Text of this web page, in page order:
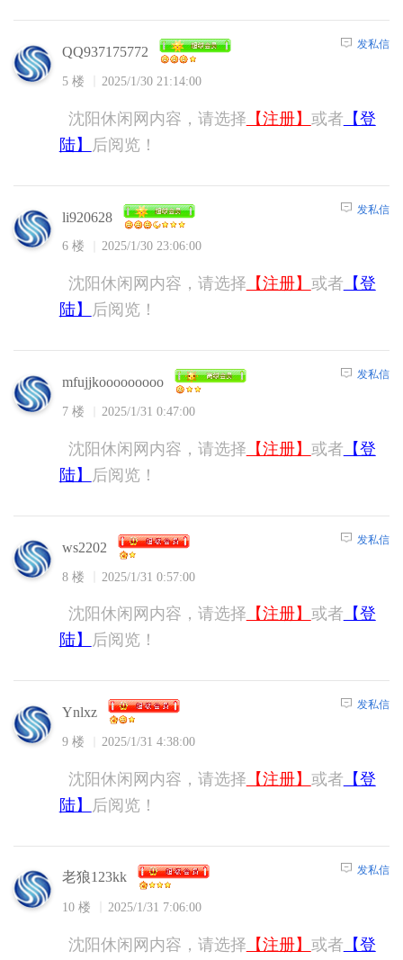
QQ937175772
5 楼 2025/1/30 21:14:00
发私信
沈阳休闲网内容，请选择 【注册】 或者 【登
陆】
后阅览！
li920628
6 楼 2025/1/30 23:06:00
发私信
沈阳休闲网内容，请选择 【注册】 或者 【登
陆】
后阅览！
mfujjkooooooooo
7 楼 2025/1/31 0:47:00
发私信
沈阳休闲网内容，请选择 【注册】 或者 【登
陆】
后阅览！
ws2202
8 楼 2025/1/31 0:57:00
发私信
沈阳休闲网内容，请选择 【注册】 或者 【登
陆】
后阅览！
Ynlxz
9 楼 2025/1/31 4:38:00
发私信
沈阳休闲网内容，请选择 【注册】 或者 【登
陆】
后阅览！
老狼123kk
10 楼 2025/1/31 7:06:00
发私信
沈阳休闲网内容，请选择 【注册】 或者 【登